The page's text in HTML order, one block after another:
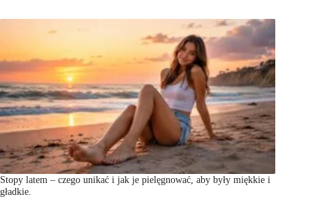
Stopy latem – czego unikać i jak je pielęgnować, aby były miękkie i
gładkie.